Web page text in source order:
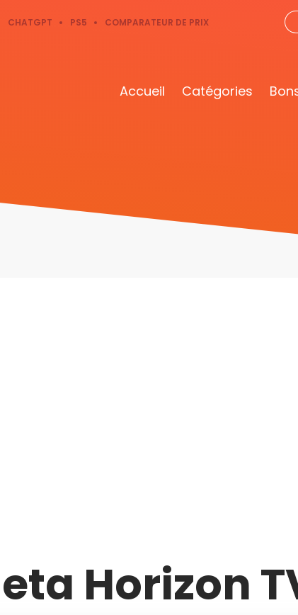
CHATGPT PS5 COMPARATEUR DE PRIX
Accueil Catégories
Horizon